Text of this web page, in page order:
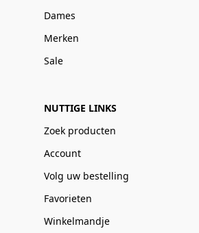
Dames
Merken
Sale
NUTTIGE LINKS
Zoek producten
Account
Volg uw bestelling
Favorieten
Winkelmandje